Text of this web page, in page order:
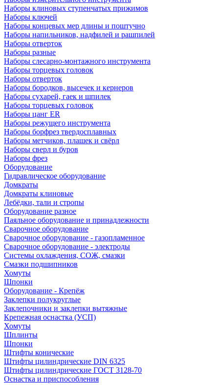
Наборы клиновых ступенчатых прижимов
Наборы ключей
Наборы концевых мер длины и поштучно
Наборы напильников, надфилей и рашпилей
Наборы отверток
Наборы разные
Наборы слесарно-монтажного инструмента
Наборы торцевых головок
Наборы отверток
Наборы бородков, высечек и кернеров
Наборы сухарей, гаек и шпилек
Наборы торцевых головок
Наборы цанг ER
Наборы режущего инструмента
Наборы борфрез твердосплавных
Наборы метчиков, плашек и свёрл
Наборы сверл и буров
Наборы фрез
Оборудование
Гидравлическое оборудование
Домкраты
Домкраты клиновые
Лебёдки, тали и стропы
Оборудование разное
Паяльное оборудование и принадлежности
Сварочное оборудование
Сварочное оборудование - газопламенное
Сварочное оборудование - электроды
Системы охлаждения, СОЖ, смазки
Смазки подшипников
Хомуты
Шпонки
Оборудование - Крепёж
Заклепки полукруглые
Заклепочники и заклепки вытяжные
Крепежная оснастка (УСП)
Хомуты
Шплинты
Шпонки
Штифты конические
Штифты цилиндрические DIN 6325
Штифты цилиндрические ГОСТ 3128-70
Оснастка и приспособления